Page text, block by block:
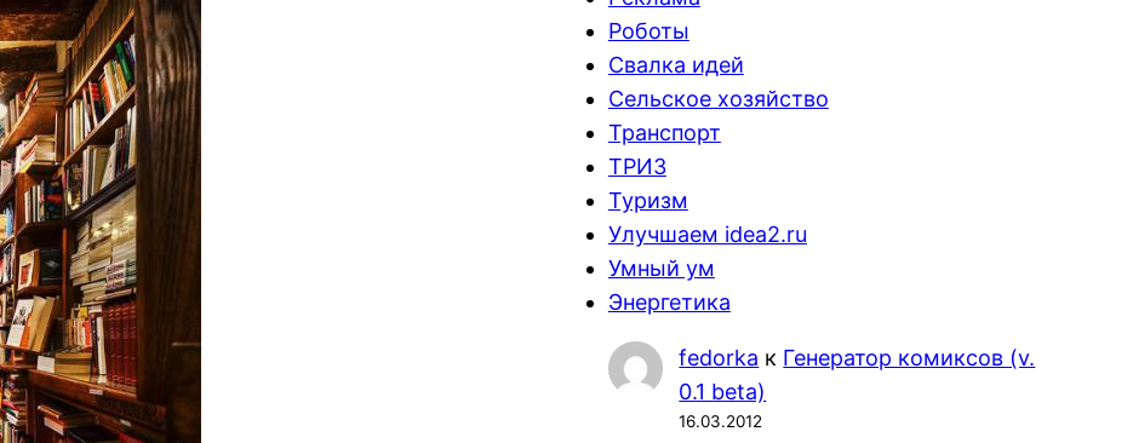
Роботы
Свалка идей
Сельское хозяйство
Транспорт
ТРИЗ
Туризм
Улучшаем idea2.ru
Умный ум
Энергетика
fedorka к Генератор комиксов (v.
0.1 beta)
16.03.2012